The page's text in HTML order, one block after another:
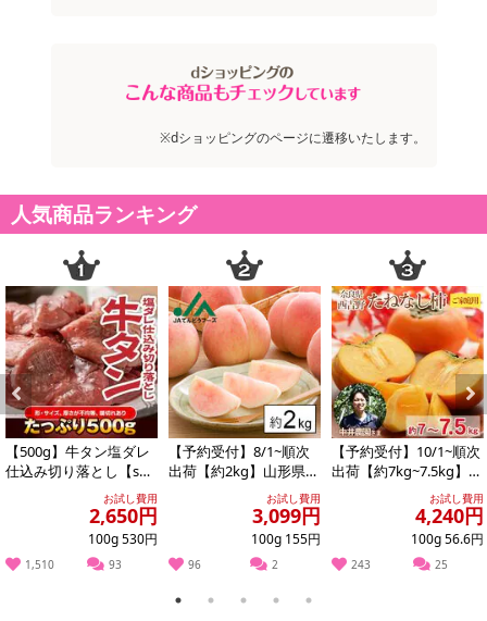
牛」「近江牛」「米沢牛」「前沢牛」の5種をまとめてセットにしま
れぞれ200gの合計1kgがまとめてセットになって届くという夢の商
品。
しかも、ブランド牛の肉質ランクも松阪牛、米沢牛、近江牛がA3ラ
ンク以上を確約。神戸牛、前沢牛はA4ランク以上確約する豪華さ！
今回、切落しを細切れでなく特別に、焼肉やBBQに適した大きさ・
厚みにカットした特別仕様！
まさにブランド牛の福袋！
ご自身でも家族や友人などの気の合う仲間と最高級のブランド牛で
贅沢な焼肉やBBQをお楽しみ頂けます。
・保存方法：-18℃以下で保存
※dショッピングのページに遷移いたします。
人気商品ランキング
Previous
【500g】牛タン塩ダレ
仕込み切り落とし【s
お試し費用
2,650円
100g 530円
1,510 93
【予約受付】8/1~順次
出荷【約2kg】山形県産
白桃(品種・玉数おまか
お試し費用
3,099円
100g 155円
96 2
【予約受付】10/1~順次
出荷【約7kg~7.5kg】奈
良県産 たねなし柿（平
お試し費用
4,240円
100g 56.6円
243 25
Next
1 2 3 4 5